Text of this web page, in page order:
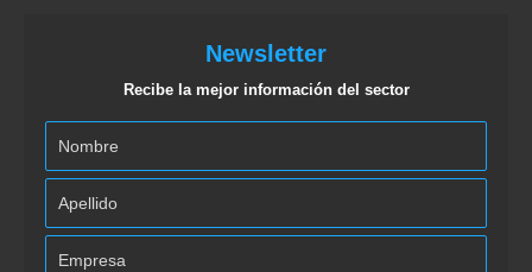
Newsletter
Recibe la mejor información del sector